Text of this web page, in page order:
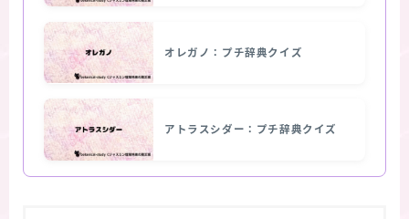
オレガノ：プチ辞典クイズ
アトラスシダー：プチ辞典クイズ